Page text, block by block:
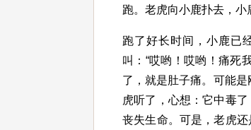
跑。老虎向小鹿扑去，小
跑了好长时间，小鹿已
叫：“哎哟！哎哟！痛死
了，就是肚子痛。可能
虎听了，心想：它中毒
丧失生命。可是，老虎